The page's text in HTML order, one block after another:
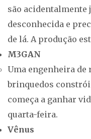
são acidentalmente
desconhecida e
de lá. A produção
M3GAN
Uma engenheira de
brinquedos constrói
começa a ganhar
quarta-feira.
Vênus